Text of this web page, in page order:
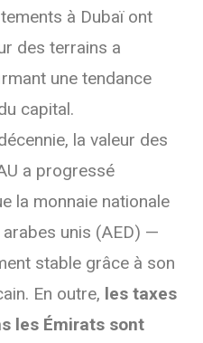
à Dubaï ont
des terrains a
une tendance
capital.
la valeur des
a progressé
la monnaie nationale
unis (AED) —
stable grâce à son
En outre, les taxes
les Émirats sont